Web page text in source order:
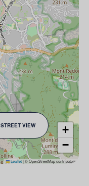
STREET VIEW
+
−
Leaflet|© OpenStreetMap contributors